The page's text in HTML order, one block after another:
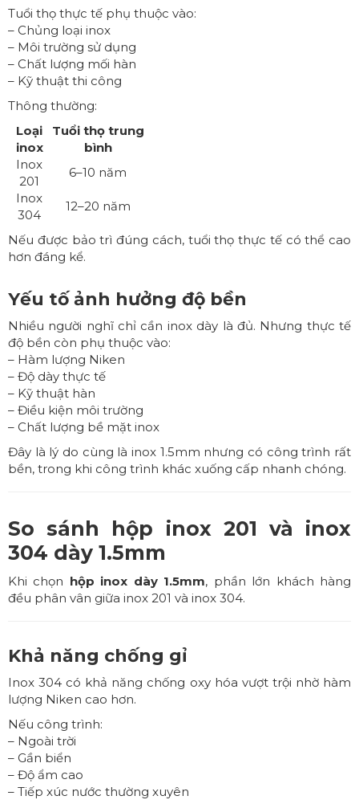
Tuổi thọ thực tế phụ thuộc vào:
– Chủng loại inox
– Môi trường sử dụng
– Chất lượng mối hàn
– Kỹ thuật thi công
Thông thường:
Loại
inox
Tuổi thọ trung
bình
Inox
201
6–10 năm
Inox
304
12–20 năm
Nếu được bảo trì đúng cách, tuổi thọ thực tế có thể cao
hơn đáng kể.
Yếu tố ảnh hưởng độ bền
Nhiều người nghĩ chỉ cần inox dày là đủ. Nhưng thực tế
độ bền còn phụ thuộc vào:
– Hàm lượng Niken
– Độ dày thực tế
– Kỹ thuật hàn
– Điều kiện môi trường
– Chất lượng bề mặt inox
Đây là lý do cùng là inox 1.5mm nhưng có công trình rất
bền, trong khi công trình khác xuống cấp nhanh chóng.
So sánh hộp inox 201 và inox
304 dày 1.5mm
Khi chọn hộp inox dày 1.5mm, phần lớn khách hàng
đều phân vân giữa inox 201 và inox 304.
Khả năng chống gỉ
Inox 304 có khả năng chống oxy hóa vượt trội nhờ hàm
lượng Niken cao hơn.
Nếu công trình:
– Ngoài trời
– Gần biển
– Độ ẩm cao
– Tiếp xúc nước thường xuyên